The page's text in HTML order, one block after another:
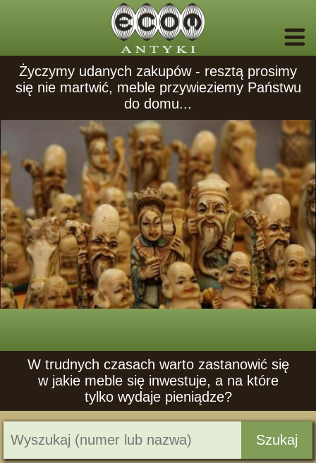
Życzymy udanych zakupów - resztą prosimy
się nie martwić, meble przywieziemy Państwu
do domu...
W trudnych czasach warto zastanowić się
w jakie meble się inwestuje, a na które
tylko wydaje pieniądze?
Szukaj